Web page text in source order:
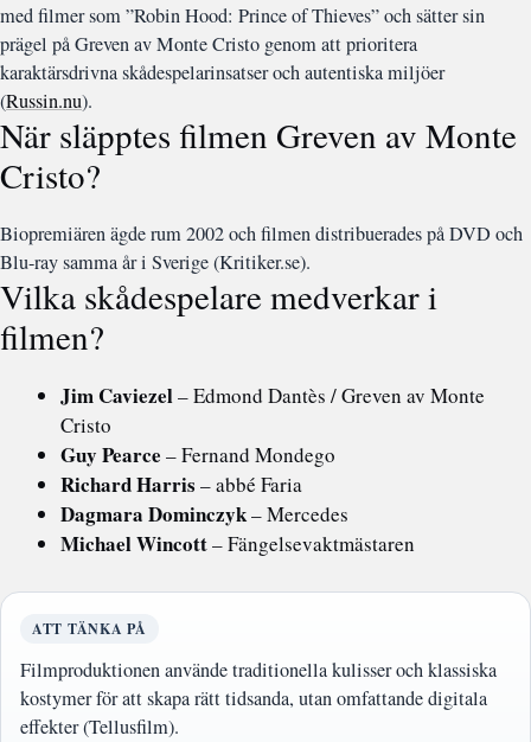
med filmer som ”Robin Hood: Prince of Thieves” och sätter sin
prägel på Greven av Monte Cristo genom att prioritera
karaktärsdrivna skådespelarinsatser och autentiska miljöer
(Russin.nu).
När släpptes filmen Greven av Monte
Cristo?
Biopremiären ägde rum 2002 och filmen distribuerades på DVD och
Blu-ray samma år i Sverige (Kritiker.se).
Vilka skådespelare medverkar i
filmen?
Jim Caviezel– Edmond Dantès / Greven av Monte
Cristo
Guy Pearce – Fernand Mondego
Richard Harris – abbé Faria
Dagmara Dominczyk– Mercedes
Michael Wincott– Fängelsevaktmästaren
ATT TÄNKA PÅ
Filmproduktionen använde traditionella kulisser och klassiska
kostymer för att skapa rätt tidsanda, utan omfattande digitala
effekter (Tellusfilm).